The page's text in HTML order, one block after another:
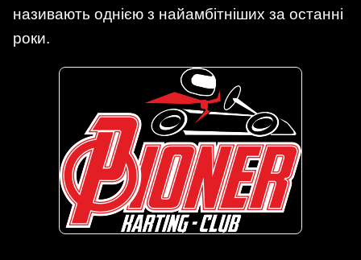
називають однією з найамбітніших за останні
роки.